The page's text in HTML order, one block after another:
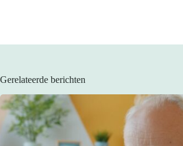
Gerelateerde berichten